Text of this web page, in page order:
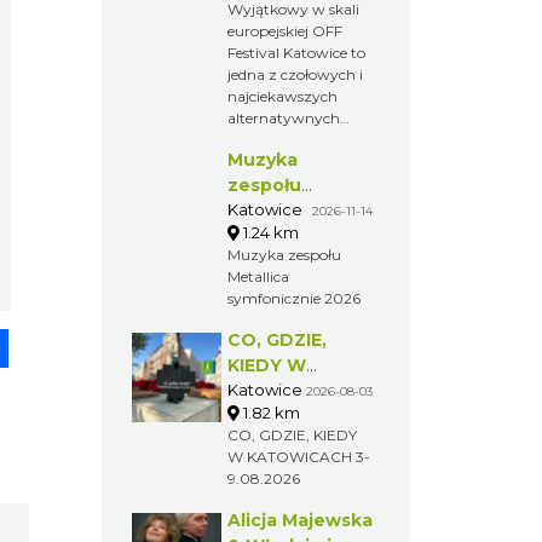
Wyjątkowy w skali
europejskiej OFF
Festival Katowice to
jedna z czołowych i
najciekawszych
alternatywnych
muzycznych w
Polsce, prezentujący
kilka scen z
udziałem niemalże
kilkuset
wykonawców z
Polski i zagranicy.
Muzyka
zespołu
Metallica
symfonicznie
2026
Katowice 2026-11-14
1.24 km
Muzyka zespołu
Metallica
symfonicznie 2026
CO, GDZIE,
KIEDY W
KATOWICACH
3-9.08.2026
Katowice 2026-08-03
1.82 km
CO, GDZIE, KIEDY
W KATOWICACH 3-
9.08.2026
Alicja Majewska